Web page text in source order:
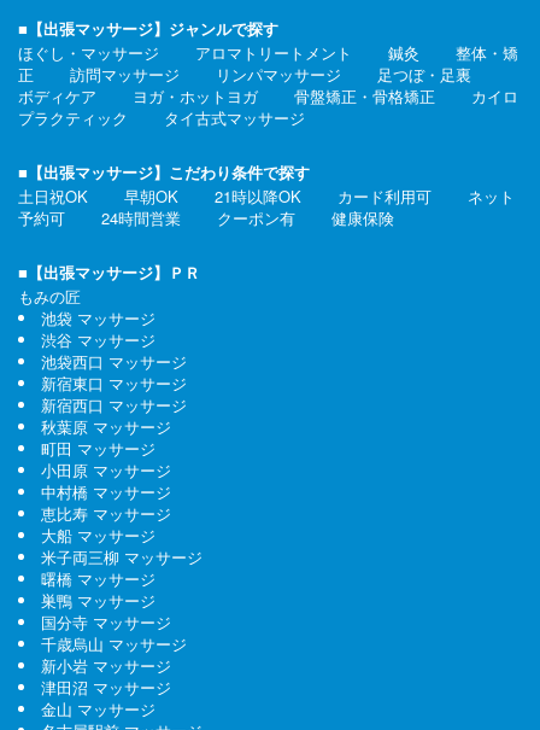
■【出張マッサージ】ジャンルで探す
ほぐし・マッサージ
アロマトリートメント 鍼灸
整体・矯
正
訪問マッサージ リンパマッサージ
足つぼ・足裏
ボディケア
ヨガ・ホットヨガ 骨盤矯正・骨格矯正
カイロ
プラクティック
タイ古式マッサージ
■【出張マッサージ】こだわり条件で探す
土日祝OK
早朝OK 21時以降OK カード利用可
ネット
予約可
24時間営業 クーポン有 健康保険
■【出張マッサージ】ＰＲ
もみの匠
池袋 マッサージ
渋谷 マッサージ
池袋西口 マッサージ
新宿東口 マッサージ
新宿西口 マッサージ
秋葉原 マッサージ
町田 マッサージ
小田原 マッサージ
中村橋 マッサージ
恵比寿 マッサージ
大船 マッサージ
米子両三柳 マッサージ
曙橋 マッサージ
巣鴨 マッサージ
国分寺 マッサージ
千歳烏山 マッサージ
新小岩 マッサージ
津田沼 マッサージ
金山 マッサージ